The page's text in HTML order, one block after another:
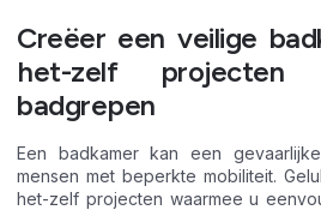
Creëer een veilige
het-zelf projecten
badgrepen
Een badkamer kan een
mensen met beperkte mobiliteit.
het-zelf projecten waarmee u